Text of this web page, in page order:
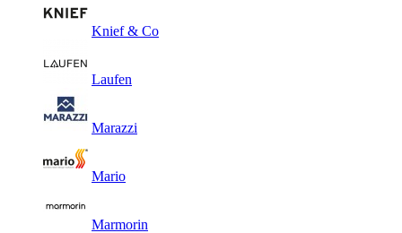
Knief & Co
Laufen
Marazzi
Mario
Marmorin